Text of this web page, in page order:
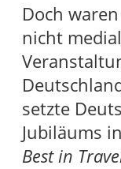
Doch
nicht
setzte
Jubiläums
Best in